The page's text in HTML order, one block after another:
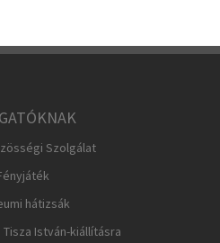
Szolgálat
hátizsák
Tisza István-kiállításra